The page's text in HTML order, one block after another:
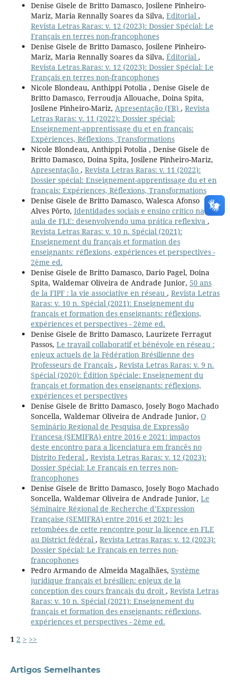
Denise Gisele de Britto Damasco, Josilene Pinheiro-
Mariz, Maria Rennally Soares da Silva, Editorial ,
Revista Letras Raras: v. 12 (2023): Dossier Spécial: Le
Français en terres non-francophones
Denise Gisele de Britto Damasco, Josilene Pinheiro-
Mariz, Maria Rennally Soares da Silva, Éditorial ,
Revista Letras Raras: v. 12 (2023): Dossier Spécial: Le
Français en terres non-francophones
Nicole Blondeau, Anthippi Potolia , Denise Gisele de
Britto Damasco, Ferroudja Allouache, Doina Spita,
Josilene Pinheiro-Mariz, Apresentação (FR) , Revista
Letras Raras: v. 11 (2022): Dossier spécial:
Enseignement-apprentissage du et en français:
Expériences, Réflexions, Transformations
Nicole Blondeau, Anthippi Potolia , Denise Gisele de
Britto Damasco, Doina Spita, Josilene Pinheiro-Mariz,
Apresentação , Revista Letras Raras: v. 11 (2022):
Dossier spécial: Enseignement-apprentissage du et en
français: Expériences, Réflexions, Transformations
Denise Gisele de Britto Damasco, Walesca Afonso
Alves Pôrto, Identidades sociais e ensino crítico na
aula de FLE: desenvolvendo uma prática reflexiva ,
Revista Letras Raras: v. 10 n. Spécial (2021):
Enseignement du français et formation des
enseignants: réflexions, expériences et perspectives -
2ème ed.
Denise Gisele de Britto Damasco, Dario Pagel, Doina
Spita, Waldemar Oliveira de Andrade Junior, 50 ans
de la FIPF : la vie associative en réseau , Revista Letras
Raras: v. 10 n. Spécial (2021): Enseignement du
français et formation des enseignants: réflexions,
expériences et perspectives - 2ème ed.
Denise Gisele de Britto Damasco, Laurizete Ferragut
Passos, Le travail collaboratif et bénévole en réseau :
enjeux actuels de la Fédération Brésilienne des
Professeurs de Français , Revista Letras Raras: v. 9 n.
Spécial (2020): Édition Spéciale: Enseignement du
français et formation des enseignants: réflexions,
expériences et perspectives
Denise Gisele de Britto Damasco, Josely Bogo Machado
Soncella, Waldemar Oliveira de Andrade Junior, O
Seminário Regional de Pesquisa de Expressão
Francesa (SEMIFRA) entre 2016 e 2021: impactos
deste encontro para a licenciatura em francês no
Distrito Federal , Revista Letras Raras: v. 12 (2023):
Dossier Spécial: Le Français en terres non-
francophones
Denise Gisele de Britto Damasco, Josely Bogo Machado
Soncella, Waldemar Oliveira de Andrade Junior, Le
Séminaire Régional de Recherche d’Expression
Française (SEMIFRA) entre 2016 et 2021: les
retombées de cette rencontre pour la licence en FLE
au District fédéral , Revista Letras Raras: v. 12 (2023):
Dossier Spécial: Le Français en terres non-
francophones
Pedro Armando de Almeida Magalhães, Système
juridique français et brésilien: enjeux de la
conception des cours français du droit , Revista Letras
Raras: v. 10 n. Spécial (2021): Enseignement du
français et formation des enseignants: réflexions,
expériences et perspectives - 2ème ed.
1 2 > >>
Artigos Semelhantes